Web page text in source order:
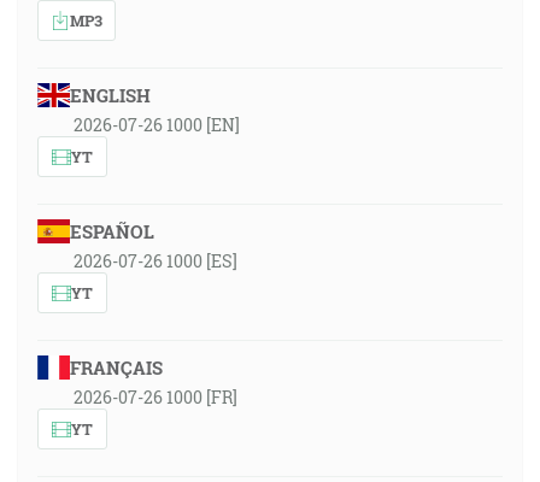
MP3
ENGLISH
2026-07-26 1000 [EN]
YT
ESPAÑOL
2026-07-26 1000 [ES]
YT
FRANÇAIS
2026-07-26 1000 [FR]
YT